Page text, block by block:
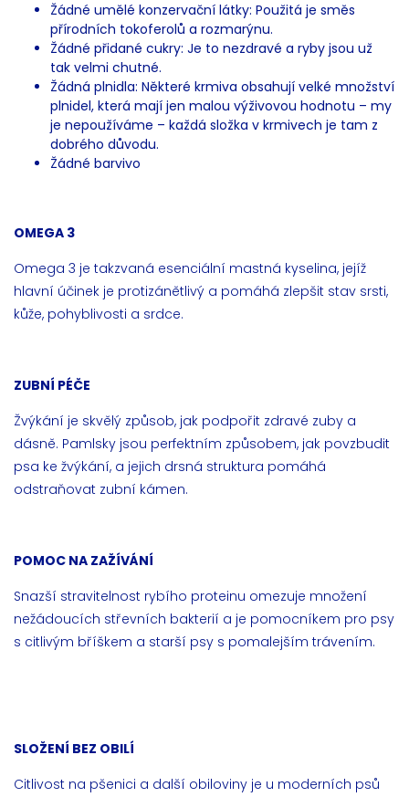
Žádné umělé konzervační látky: Použitá je směs
přírodních tokoferolů a rozmarýnu.
Žádné přidané cukry: Je to nezdravé a ryby jsou už
tak velmi chutné.
Žádná plnidla: Některé krmiva obsahují velké množství
plnidel, která mají jen malou výživovou hodnotu – my
je nepoužíváme – každá složka v krmivech je tam z
dobrého důvodu.
Žádné barvivo
OMEGA 3
Omega 3 je takzvaná esenciální mastná kyselina, jejíž
hlavní účinek je protizánětlivý a pomáhá zlepšit stav srsti,
kůže, pohyblivosti a srdce.
ZUBNÍ PÉČE
Žvýkání je skvělý způsob, jak podpořit zdravé zuby a
dásně. Pamlsky jsou perfektním způsobem, jak povzbudit
psa ke žvýkání, a jejich drsná struktura pomáhá
odstraňovat zubní kámen.
POMOC NA ZAŽÍVÁNÍ
Snazší stravitelnost rybího proteinu omezuje množení
nežádoucích střevních bakterií a je pomocníkem pro psy
s citlivým bříškem a starší psy s pomalejším trávením.
SLOŽENÍ BEZ OBILÍ
Citlivost na pšenici a další obiloviny je u moderních psů